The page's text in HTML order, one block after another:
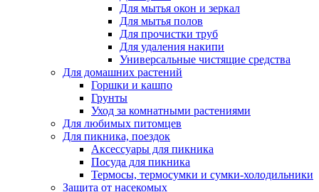
Для мытья окон и зеркал
Для мытья полов
Для прочистки труб
Для удаления накипи
Универсальные чистящие средства
Для домашних растений
Горшки и кашпо
Грунты
Уход за комнатными растениями
Для любимых питомцев
Для пикника, поездок
Аксессуары для пикника
Посуда для пикника
Термосы, термосумки и сумки-холодильники
Защита от насекомых